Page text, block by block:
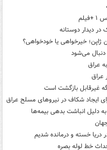
در دیدار دوستانه
ژاپن؛ خیرخواهی یا خودخواهی؟
دنبال می‌شود
عراق
غیرقابل بازگشت است
ایجاد شکاف در نیروهای مسلح عراق
دلیل انباشت بدهی بیمه‌ها
خط لوله بصره